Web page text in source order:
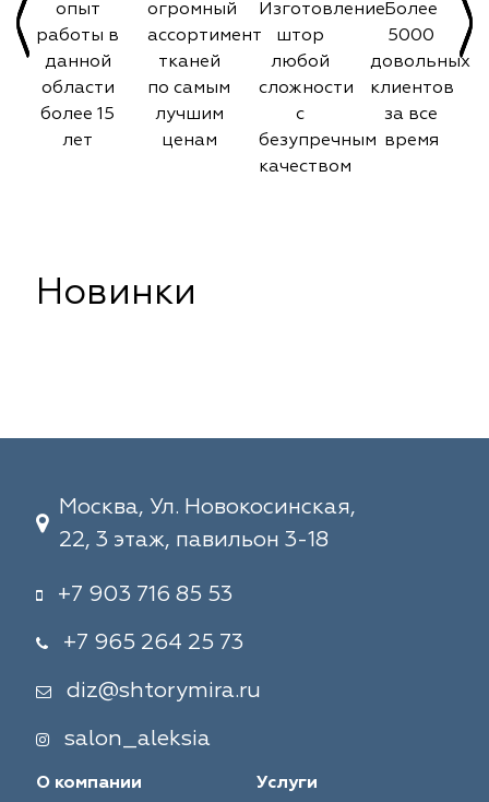
опыт
работы в
данной
области
более 15
лет
огромный
ассортимент
тканей
по самым
лучшим
ценам
Изготовление
штор
любой
сложности
с
безупречным
качеством
Более
5000
довольных
клиентов
за все
время
Новинки
Москва, Ул. Новокосинская,
22, 3 этаж, павильон 3-18
+7 903 716 85 53
+7 965 264 25 73
diz@shtorymira.ru
salon_aleksia
О компании Услуги